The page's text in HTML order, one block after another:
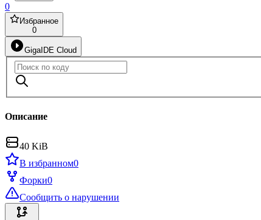
0
Избранное
0
GigaIDE Cloud
Описание
40 KiB
В избранном0
Форки0
Сообщить о нарушении